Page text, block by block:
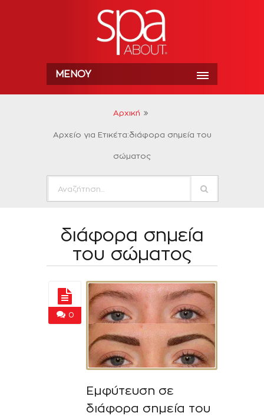
ΜΕΝΟΎ
Αρχική
Αρχείο για Ετικέτα:διάφορα σημεία του
σώματος
διάφορα σημεία
του σώματος
0
Εμφύτευση σε
διάφορα σημεία του